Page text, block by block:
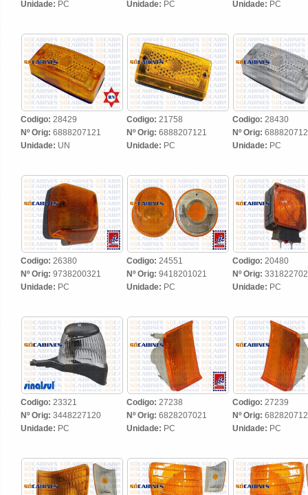
Unidade: PC
Unidade: PC
Unidade: PC
Codigo: 28429
Nº Orig: 6888207121
Unidade: UN
Codigo: 21758
Nº Orig: 6888207121
Unidade: PC
Codigo: 28430
Nº Orig:
Unidade: PC
Codigo: 26380
Nº Orig: 9738200321
Unidade: PC
Codigo: 24551
Nº Orig: 9418201021
Unidade: PC
Codigo: 20480
Nº Orig:
Unidade: PC
Codigo: 23321
Nº Orig: 3448227120
Unidade: PC
Codigo: 27238
Nº Orig: 6828207021
Unidade: PC
Codigo: 27239
Nº Orig:
Unidade: PC